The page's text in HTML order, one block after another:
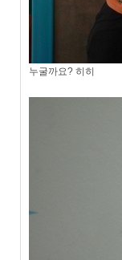
누굴까요? 히히